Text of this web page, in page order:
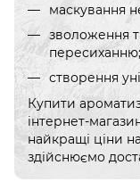
маскування
зволоження
пересиханню;
створення
Купити
інтернет-
найкращі ціни
здійснюємо